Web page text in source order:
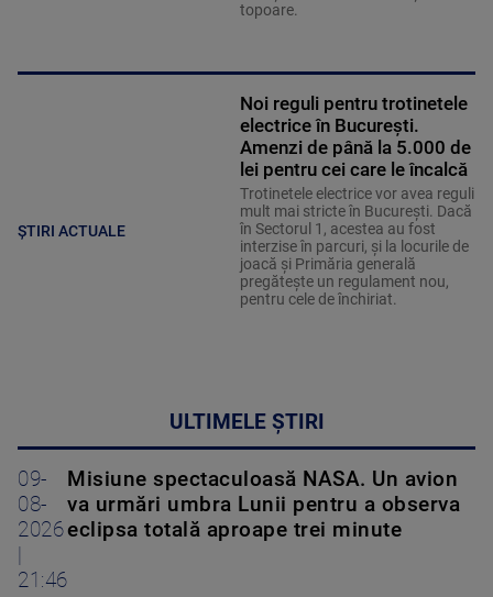
topoare.
ȘTIRI ACTUALE
Noi reguli pentru trotinetele
electrice în București.
Amenzi de până la 5.000 de
lei pentru cei care le încalcă
Trotinetele electrice vor avea reguli
mult mai stricte în București. Dacă
în Sectorul 1, acestea au fost
interzise în parcuri, și la locurile de
joacă și Primăria generală
pregătește un regulament nou,
pentru cele de închiriat.
ULTIMELE ȘTIRI
09-
08-
2026
21:46
Misiune spectaculoasă NASA. Un avion
va urmări umbra Lunii pentru a observa
eclipsa totală aproape trei minute